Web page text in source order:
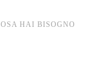
HAI BISOGNO